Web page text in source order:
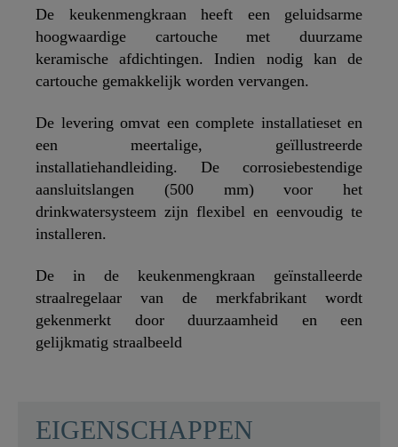
De keukenmengkraan heeft een geluidsarme
hoogwaardige cartouche met duurzame
keramische afdichtingen. Indien nodig kan de
cartouche gemakkelijk worden vervangen.
De levering omvat een complete installatieset en
een meertalige, geïllustreerde
installatiehandleiding. De corrosiebestendige
aansluitslangen (500 mm) voor het
drinkwatersysteem zijn flexibel en eenvoudig te
installeren.
De in de keukenmengkraan geïnstalleerde
straalregelaar van de merkfabrikant wordt
gekenmerkt door duurzaamheid en een
gelijkmatig straalbeeld
EIGENSCHAPPEN